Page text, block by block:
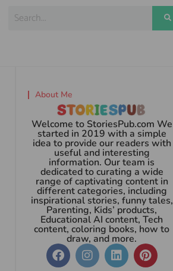
About Me
Welcome to StoriesPub.com We
started in 2019 with a simple
idea to provide our readers with
useful and interesting
information. Our team is
dedicated to curating a wide
range of captivating content in
different categories, including
inspirational stories, funny tales,
Parenting, Kids’ products,
Educational AI content, Tech
content, coloring books, how to
draw, and more.